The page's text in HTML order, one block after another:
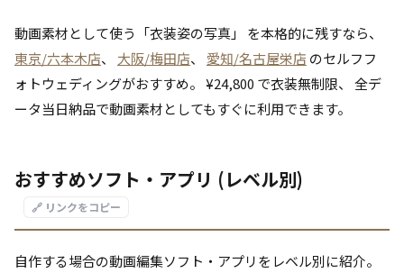
動画素材として使う「衣装姿の写真」 を本格的に残すなら、
東京/六本木店、 大阪/梅田店、 愛知/名古屋栄店 のセルフフ
ォトウェディングがおすすめ。 ¥24,800 で衣装無制限、 全デ
ータ当日納品で動画素材としてもすぐに利用できます。
おすすめソフト・アプリ (レベル別)
🔗 リンクをコピー
自作する場合の動画編集ソフト・アプリをレベル別に紹介。